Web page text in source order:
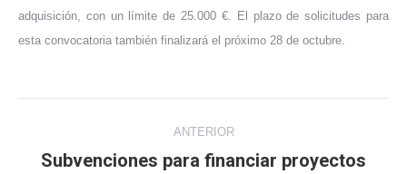
adquisición, con un límite de 25.000 €. El plazo de solicitudes para
esta convocatoria también finalizará el próximo 28 de octubre.
entre
ANTERIOR
Subvenciones para financiar proyectos